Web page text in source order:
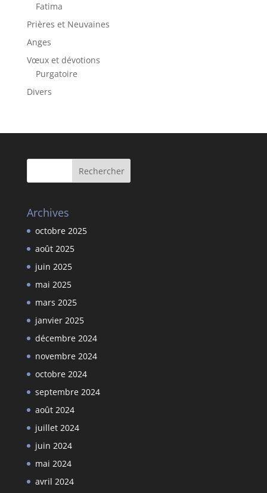
Fatima
Prières et Neuvaines
Anges
Vœux et dévotions
Purgatoire
Divers
Archives
octobre 2025
août 2025
juin 2025
mai 2025
mars 2025
janvier 2025
décembre 2024
novembre 2024
octobre 2024
septembre 2024
août 2024
juillet 2024
juin 2024
mai 2024
avril 2024